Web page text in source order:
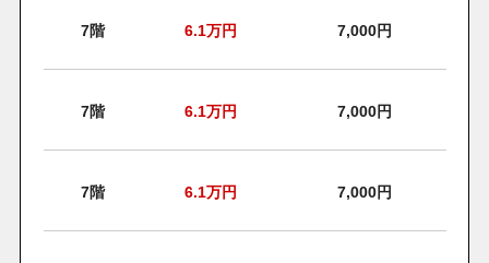
7階 6.1万円 7,000円
7階 6.1万円 7,000円
7階 6.1万円 7,000円